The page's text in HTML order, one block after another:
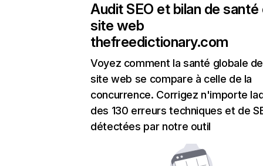
Audit SEO et bilan de santé
site web
thefreedictionary.com
Voyez comment la santé globale
site web se compare à celle de la
concurrence. Corrigez n'importe
des 130 erreurs techniques et de
détectées par notre outil